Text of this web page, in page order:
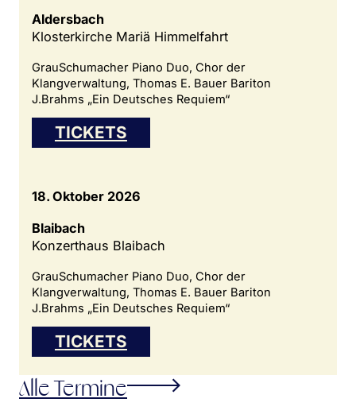
Aldersbach
Klosterkirche Mariä Himmelfahrt
GrauSchumacher Piano Duo, Chor der
Klangverwaltung, Thomas E. Bauer Bariton
J.Brahms „Ein Deutsches Requiem“
TICKETS
18. Oktober 2026
Blaibach
Konzerthaus Blaibach
GrauSchumacher Piano Duo, Chor der
Klangverwaltung, Thomas E. Bauer Bariton
J.Brahms „Ein Deutsches Requiem“
TICKETS
Alle Termine